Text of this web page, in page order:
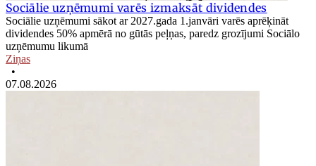
Sociālie uzņēmumi varēs izmaksāt dividendes
Sociālie uzņēmumi sākot ar 2027.gada 1.janvāri varēs aprēķināt
dividendes 50% apmērā no gūtās peļņas, paredz grozījumi Sociālo
uzņēmumu likumā
Ziņas
•
07.08.2026